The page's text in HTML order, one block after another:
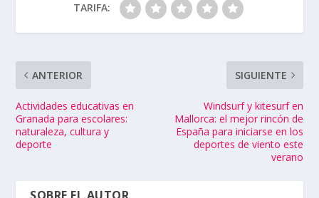
TARIFA:
ANTERIOR
Actividades educativas en
Granada para escolares:
naturaleza, cultura y
deporte
SIGUIENTE
Windsurf y kitesurf en
Mallorca: el mejor rincón de
España para iniciarse en los
deportes de viento este
verano